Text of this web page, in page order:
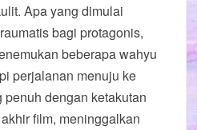
Apa yang dimulai
bagi protagonis,
beberapa wahyu
perjalanan menuju ke
dengan ketakutan
film, meninggalkan